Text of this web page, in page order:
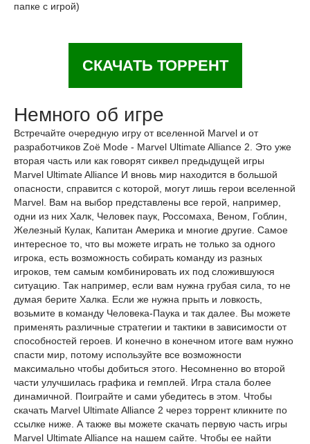
папке с игрой)
СКАЧАТЬ ТОРРЕНТ
Немного об игре
Встречайте очередную игру от вселенной Marvel и от
разработчиков Zoë Mode - Marvel Ultimate Alliance 2. Это уже
вторая часть или как говорят сиквел предыдущей игры
Marvel Ultimate Alliance И вновь мир находится в большой
опасности, справится с которой, могут лишь герои вселенной
Marvel. Вам на выбор представлены все герой, например,
одни из них Халк, Человек паук, Россомаха, Веном, Гоблин,
Железный Кулак, Капитан Америка и многие другие. Самое
интересное то, что вы можете играть не только за одного
игрока, есть возможность собирать команду из разных
игроков, тем самым комбинировать их под сложившуюся
ситуацию. Так например, если вам нужна грубая сила, то не
думая берите Халка. Если же нужна прыть и ловкость,
возьмите в команду Человека-Паука и так далее. Вы можете
применять различные стратегии и тактики в зависимости от
способностей героев. И конечно в конечном итоге вам нужно
спасти мир, потому используйте все возможности
максимально чтобы добиться этого. Несомненно во второй
части улучшилась графика и гемплей. Игра стала более
динамичной. Поиграйте и сами убедитесь в этом. Чтобы
скачать Marvel Ultimate Alliance 2 через торрент кликните по
ссылке ниже. А также вы можете скачать первую часть игры
Marvel Ultimate Alliance на нашем сайте. Чтобы ее найти